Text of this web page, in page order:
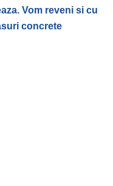
Vom reveni si cu
concrete